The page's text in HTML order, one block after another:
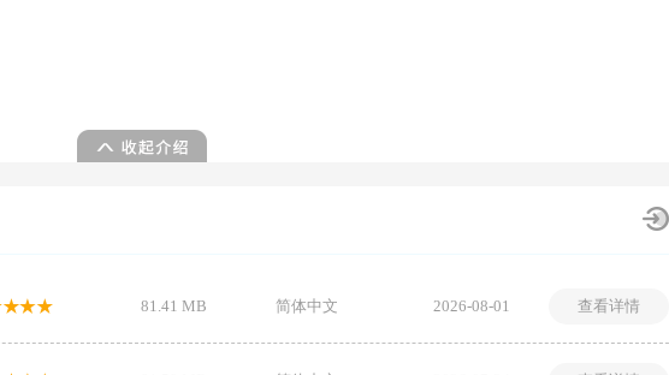
81.41 MB 简体中文 2026-08-01 查看详情